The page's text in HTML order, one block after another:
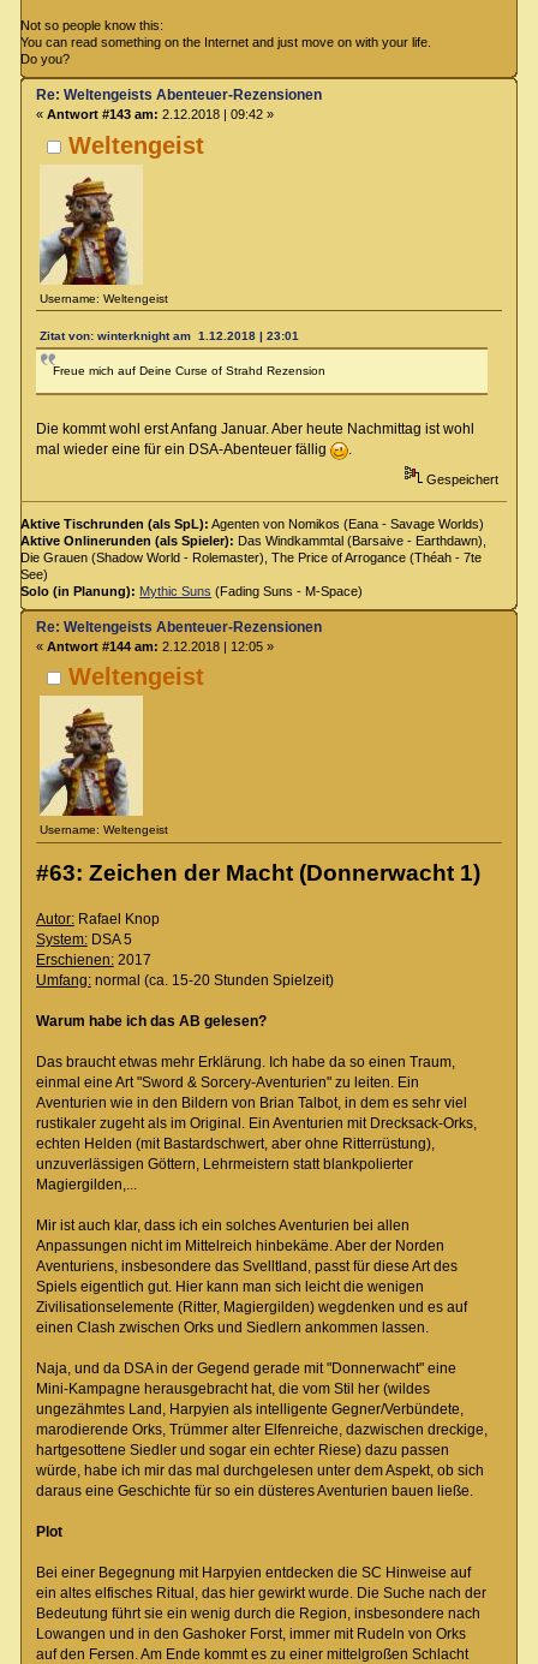
Not so people know this:
You can read something on the Internet and just move on with your life.
Do you?
Weltengeist
Username: Weltengeist
Re: Weltengeists Abenteuer-Rezensionen
« Antwort #143 am: 2.12.2018 | 09:42 »
Zitat von: winterknight am 1.12.2018 | 23:01
Freue mich auf Deine Curse of Strahd Rezension
Die kommt wohl erst Anfang Januar. Aber heute Nachmittag ist wohl
mal wieder eine für ein DSA-Abenteuer fällig
.
Gespeichert
Aktive Tischrunden (als SpL): Agenten von Nomikos (Eana - Savage Worlds)
Aktive Onlinerunden (als Spieler): Das Windkammtal (Barsaive - Earthdawn),
Die Grauen (Shadow World - Rolemaster), The Price of Arrogance (Théah - 7te
See)
Solo (in Planung): Mythic Suns (Fading Suns - M-Space)
Weltengeist
Username: Weltengeist
Re: Weltengeists Abenteuer-Rezensionen
« Antwort #144 am: 2.12.2018 | 12:05 »
#63: Zeichen der Macht (Donnerwacht 1)
Autor:Rafael Knop
System:DSA 5
Erschienen:2017
Umfang:normal (ca. 15-20 Stunden Spielzeit)
Warum habe ich das AB gelesen?
Das braucht etwas mehr Erklärung. Ich habe da so einen Traum,
einmal eine Art "Sword & Sorcery-Aventurien" zu leiten. Ein
Aventurien wie in den Bildern von Brian Talbot, in dem es sehr viel
rustikaler zugeht als im Original. Ein Aventurien mit Drecksack-Orks,
echten Helden (mit Bastardschwert, aber ohne Ritterrüstung),
unzuverlässigen Göttern, Lehrmeistern statt blankpolierter
Magiergilden,...
Mir ist auch klar, dass ich ein solches Aventurien bei allen
Anpassungen nicht im Mittelreich hinbekäme. Aber der Norden
Aventuriens, insbesondere das Svelltland, passt für diese Art des
Spiels eigentlich gut. Hier kann man sich leicht die wenigen
Zivilisationselemente (Ritter, Magiergilden) wegdenken und es auf
einen Clash zwischen Orks und Siedlern ankommen lassen.
Naja, und da DSA in der Gegend gerade mit "Donnerwacht" eine
Mini-Kampagne herausgebracht hat, die vom Stil her (wildes
ungezähmtes Land, Harpyien als intelligente Gegner/Verbündete,
marodierende Orks, Trümmer alter Elfenreiche, dazwischen dreckige,
hartgesottene Siedler und sogar ein echter Riese) dazu passen
würde, habe ich mir das mal durchgelesen unter dem Aspekt, ob sich
daraus eine Geschichte für so ein düsteres Aventurien bauen ließe.
Plot
Bei einer Begegnung mit Harpyien entdecken die SC Hinweise auf
ein altes elfisches Ritual, das hier gewirkt wurde. Die Suche nach der
Bedeutung führt sie ein wenig durch die Region, insbesondere nach
Lowangen und in den Gashoker Forst, immer mit Rudeln von Orks
auf den Fersen. Am Ende kommt es zu einer mittelgroßen Schlacht